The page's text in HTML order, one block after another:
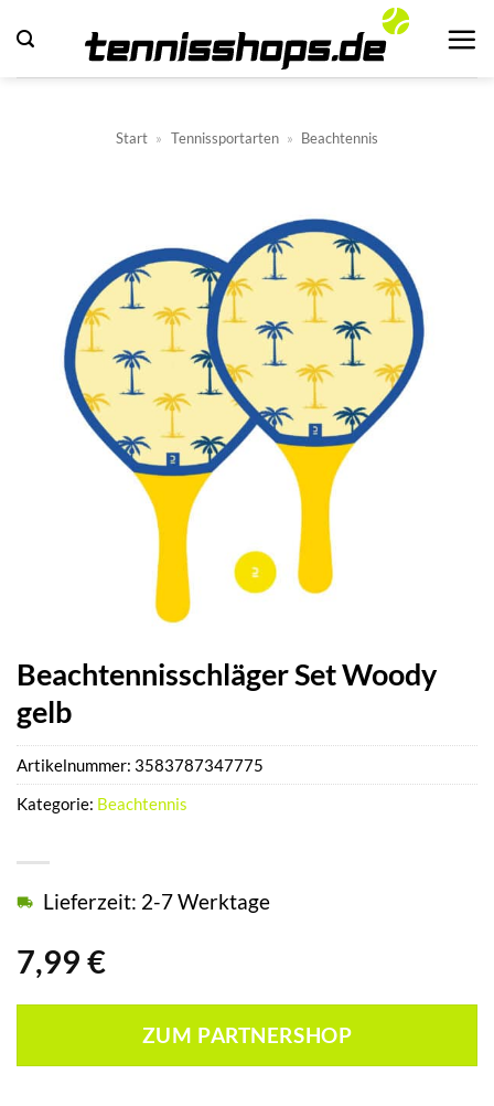
Inhalt
springen
Start » Tennissportarten » Beachtennis
Beachtennisschläger Set Woody
gelb
7,99 €
Lieferzeit: 2-7 Werktage
ZUM PARTNERSHOP
Artikelnummer: 3583787347775
Kategorie: Beachtennis